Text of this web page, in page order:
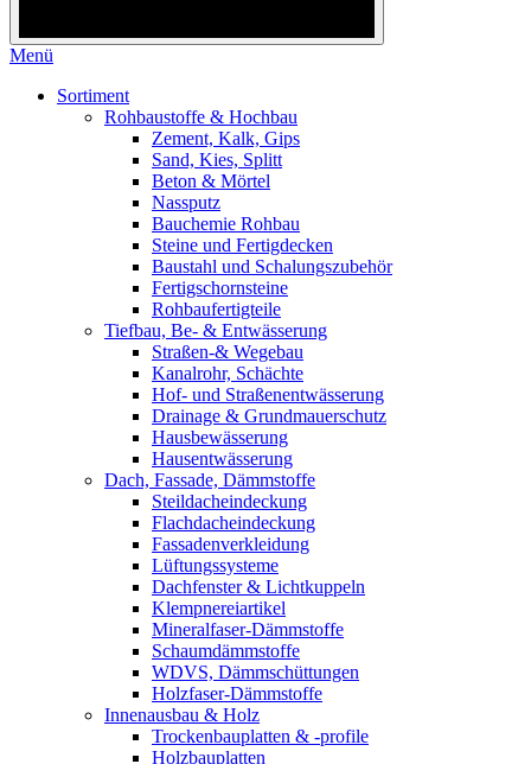
Menü
Sortiment
Rohbaustoffe & Hochbau
Zement, Kalk, Gips
Sand, Kies, Splitt
Beton & Mörtel
Nassputz
Bauchemie Rohbau
Steine und Fertigdecken
Baustahl und Schalungszubehör
Fertigschornsteine
Rohbaufertigteile
Tiefbau, Be- & Entwässerung
Straßen-& Wegebau
Kanalrohr, Schächte
Hof- und Straßenentwässerung
Drainage & Grundmauerschutz
Hausbewässerung
Hausentwässerung
Dach, Fassade, Dämmstoffe
Steildacheindeckung
Flachdacheindeckung
Fassadenverkleidung
Lüftungssysteme
Dachfenster & Lichtkuppeln
Klempnereiartikel
Mineralfaser-Dämmstoffe
Schaumdämmstoffe
WDVS, Dämmschüttungen
Holzfaser-Dämmstoffe
Innenausbau & Holz
Trockenbauplatten & -profile
Holzbauplatten